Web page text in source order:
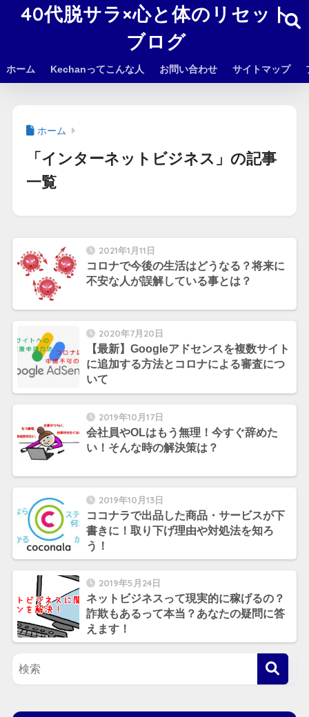
40代脱サラ×心と体のリセット
ブログ
ホーム Kechanってこんな人 お問い合わせ サイトマップ
ホーム
「インターネットビジネス」の記事
一覧
2021年1月11日
コロナで今後の生活はどうなる？将来に
不安な人が誤解している事とは？
2020年7月20日
【最新】Googleアドセンスを複数サイト
に追加する方法とコロナによる審査につ
いて
2019年10月17日
会社員やOLはもう無理！今すぐ辞めた
い！そんな時の解決策は？
2019年10月13日
ココナラで出品した商品・サービスが下
書きに！取り下げ理由や対処法を知ろ
う！
2019年5月24日
ネットビジネスって現実的に稼げるの？
詐欺もあるって本当？あなたの疑問に答
えます！